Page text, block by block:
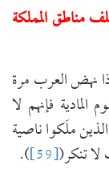
مناطق المملكة
نهض العرب مرة
فإنهم لا
ملَكوا ناصية
تنكر([59]
).